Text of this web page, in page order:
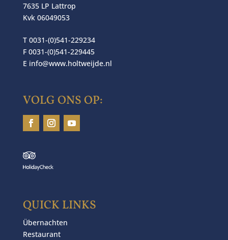
7635 LP Lattrop
Kvk 06049053
T 0031-(0)541-229234
F 0031-(0)541-229445
E info@www.holtweijde.nl
VOLG ONS OP:
QUICK LINKS
Übernachten
Restaurant